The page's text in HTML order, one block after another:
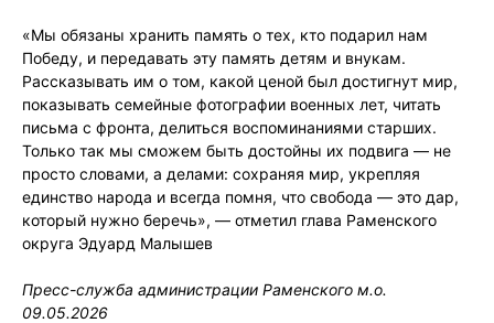
«Мы обязаны хранить память о тех, кто подарил нам
Победу, и передавать эту память детям и внукам.
Рассказывать им о том, какой ценой был достигнут мир,
показывать семейные фотографии военных лет, читать
письма с фронта, делиться воспоминаниями старших.
Только так мы сможем быть достойны их подвига — не
просто словами, а делами: сохраняя мир, укрепляя
единство народа и всегда помня, что свобода — это дар,
который нужно беречь», — отметил глава Раменского
округа Эдуард Малышев
Пресс-служба администрации Раменского м.о.
09.05.2026